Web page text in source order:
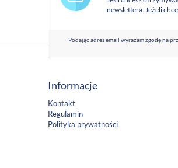
newslettera. Jeżeli
Podając adres email wyrażam zgodę na
Informacje
Kontakt
Regulamin
Polityka prywatności